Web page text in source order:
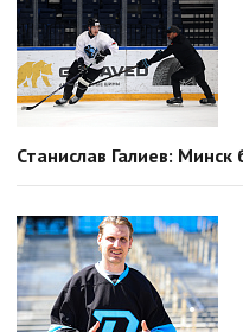
Станислав Галиев: